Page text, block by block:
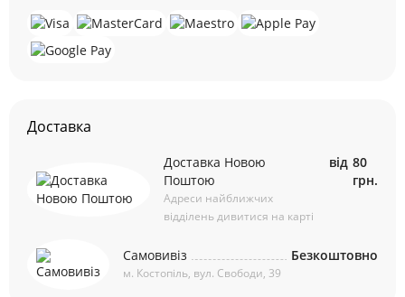
Доставка
Доставка Новою
Поштою
Адреси найближчих
відділень дивитися на карті
від 80
грн.
Самовивіз
м. Костопіль, вул. Свободи, 39
Безкоштовно